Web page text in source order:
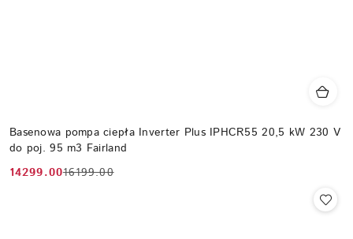
Basenowa pompa ciepła Inverter Plus IPHCR55 20,5 kW 230 V
do poj. 95 m3 Fairland
Cena
14299.00
Cena
16199.00